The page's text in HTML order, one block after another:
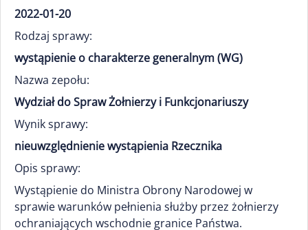
2022-01-20
Rodzaj sprawy:
wystąpienie o charakterze generalnym (WG)
Nazwa zepołu:
Wydział do Spraw Żołnierzy i Funkcjonariuszy
Wynik sprawy:
nieuwzględnienie wystąpienia Rzecznika
Opis sprawy:
Wystąpienie do Ministra Obrony Narodowej w
sprawie warunków pełnienia służby przez żołnierzy
ochraniających wschodnie granice Państwa.